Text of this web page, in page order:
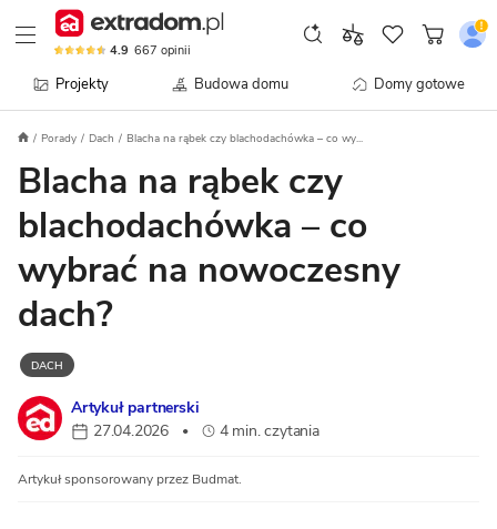
4.9 667 opinii
Projekty Budowa domu Domy gotowe
Porady Dach Blacha na rąbek czy blachodachówka – co wy...
Blacha na rąbek czy
blachodachówka – co
wybrać na nowoczesny
dach?
DACH
Artykuł partnerski
27.04.2026
• 4 min. czytania
Artykuł sponsorowany przez Budmat.